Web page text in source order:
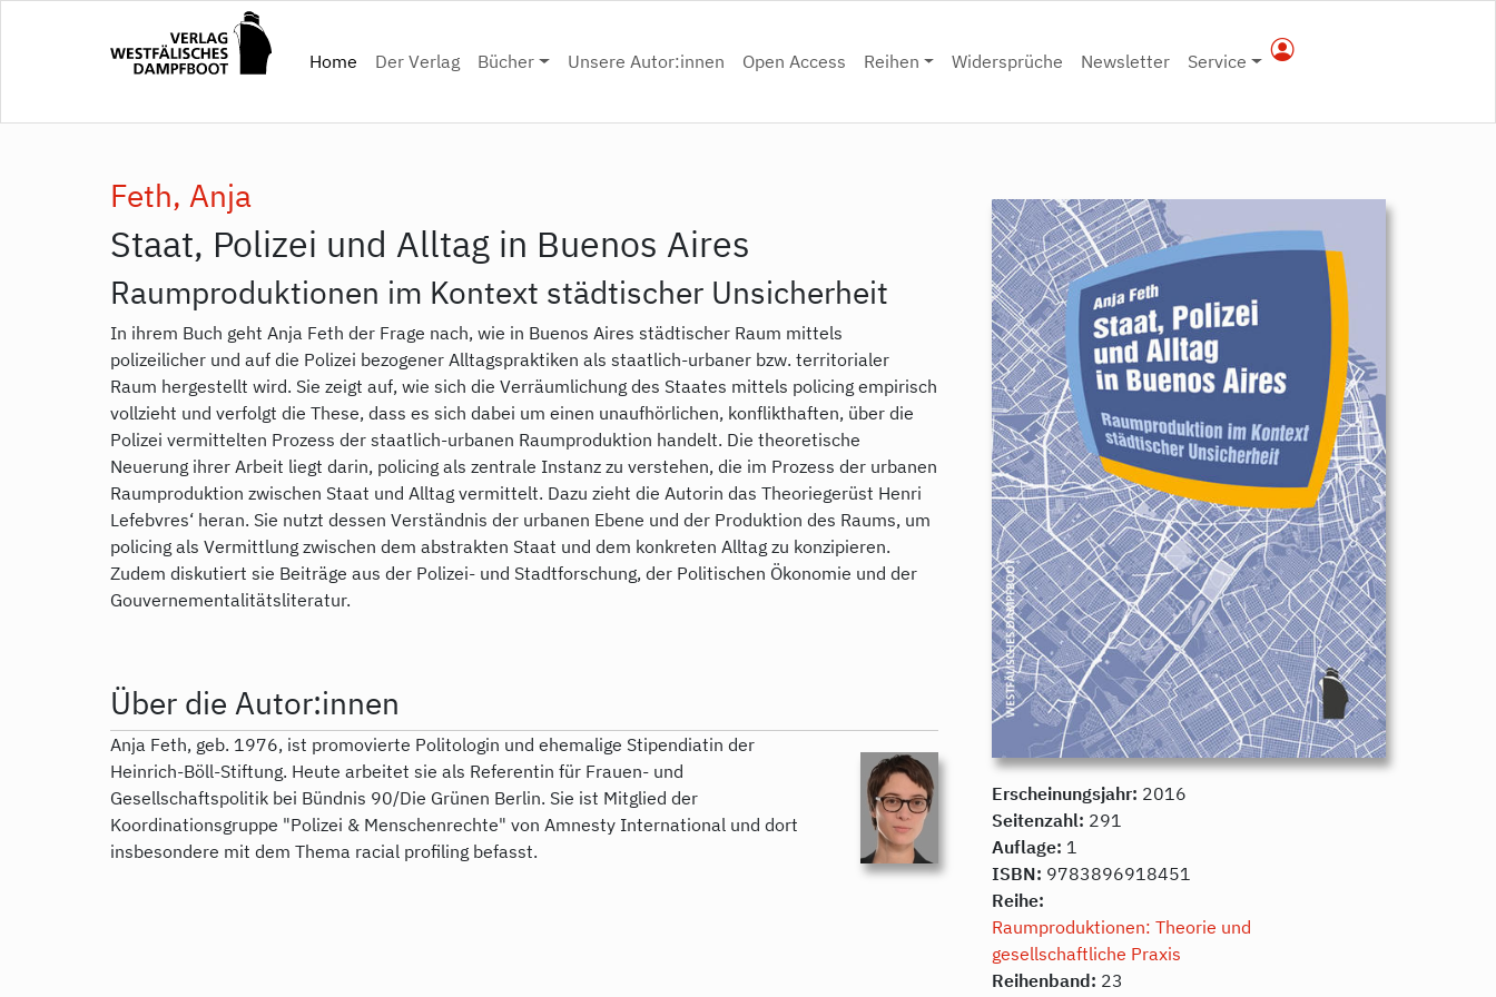
Home(current)
Der Verlag Bücher Unsere Autor:innen Open Access Reihen Widersprüche Newsletter Service
Feth, Anja
Staat, Polizei und Alltag in Buenos Aires
Raumproduktionen im Kontext städtischer Unsicherheit
In ihrem Buch geht Anja Feth der Frage nach, wie in Buenos Aires städtischer Raum mittels
polizeilicher und auf die Polizei bezogener Alltagspraktiken als staatlich-urbaner bzw. territorialer
Raum hergestellt wird. Sie zeigt auf, wie sich die Verräumlichung des Staates mittels policing empirisch
vollzieht und verfolgt die These, dass es sich dabei um einen unaufhörlichen, konflikthaften, über die
Polizei vermittelten Prozess der staatlich-urbanen Raumproduktion handelt. Die theoretische
Neuerung ihrer Arbeit liegt darin, policing als zentrale Instanz zu verstehen, die im Prozess der urbanen
Raumproduktion zwischen Staat und Alltag vermittelt. Dazu zieht die Autorin das Theoriegerüst Henri
Lefebvres‘ heran. Sie nutzt dessen Verständnis der urbanen Ebene und der Produktion des Raums, um
policing als Vermittlung zwischen dem abstrakten Staat und dem konkreten Alltag zu konzipieren.
Zudem diskutiert sie Beiträge aus der Polizei- und Stadtforschung, der Politischen Ökonomie und der
Gouvernementalitätsliteratur.
Über die Autor:innen
Anja Feth, geb. 1976, ist promovierte Politologin und ehemalige Stipendiatin der
Heinrich-Böll-Stiftung. Heute arbeitet sie als Referentin für Frauen- und
Gesellschaftspolitik bei Bündnis 90/Die Grünen Berlin. Sie ist Mitglied der
Koordinationsgruppe "Polizei & Menschenrechte" von Amnesty International und dort
insbesondere mit dem Thema racial profiling befasst.
9783896918451.jpeg
Erscheinungsjahr: 2016
Seitenzahl: 291
Auflage: 1
ISBN: 9783896918451
Reihe:
Raumproduktionen: Theorie und
gesellschaftliche Praxis
Reihenband: 23